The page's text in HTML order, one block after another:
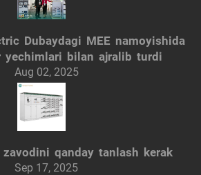
Dubaydagi MEE namoyishida
yechimlari bilan ajralib turdi
Aug 02, 2025
qanday tanlash kerak
Sep 17, 2025